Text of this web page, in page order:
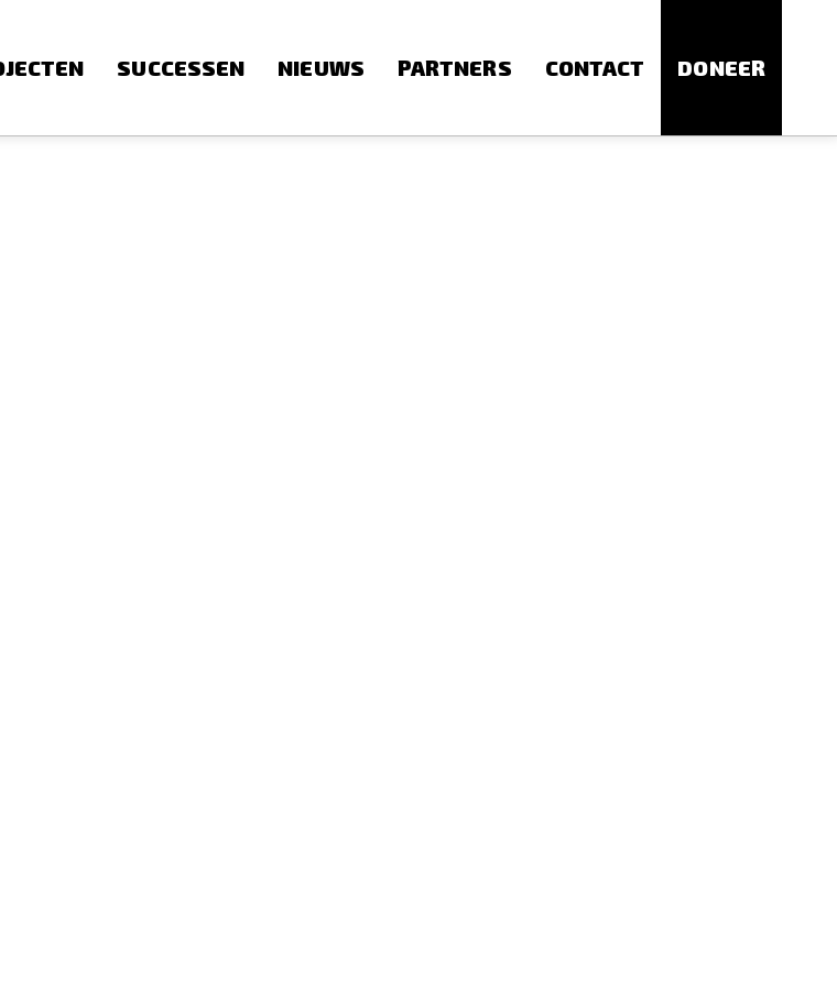
SUCCESSEN NIEUWS PARTNERS CONTACT DONEER